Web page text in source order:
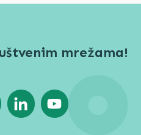
mrežama!